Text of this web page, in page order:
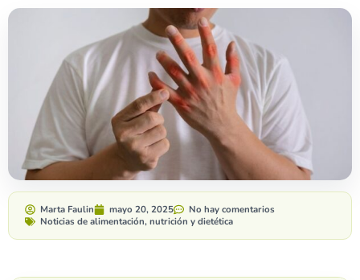
Marta Faulin mayo 20, 2025
No hay comentarios
Noticias de alimentación, nutrición y dietética